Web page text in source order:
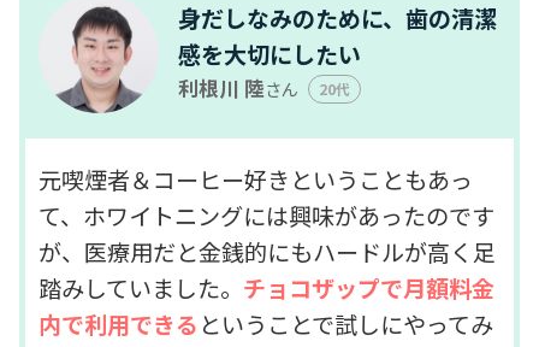
身だしなみのために、歯の清潔
感を大切にしたい
利根川 陸さん 20代
元喫煙者＆コーヒー好きということもあっ
て、ホワイトニングには興味があったのです
が、医療用だと金銭的にもハードルが高く足
踏みしていました。 チョコザップで月額料金
内で利用できる ということで試しにやってみ